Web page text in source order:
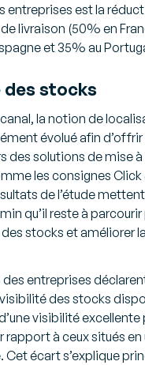
entreprises est la
livraison (50% en
et 35% au
stocks
la notion de
évolué afin d’offrir
des solutions de mise
les consignes Click
de l’étude
qu’il reste à
stocks et améliorer
des entreprises
visibilité des stocks
visibilité excellente
rapport à ceux situés en
Cet écart s’explique